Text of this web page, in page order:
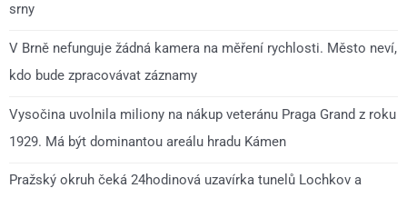
srny
V Brně nefunguje žádná kamera na měření rychlosti. Město neví,
kdo bude zpracovávat záznamy
Vysočina uvolnila miliony na nákup veteránu Praga Grand z roku
1929. Má být dominantou areálu hradu Kámen
Pražský okruh čeká 24hodinová uzavírka tunelů Lochkov a